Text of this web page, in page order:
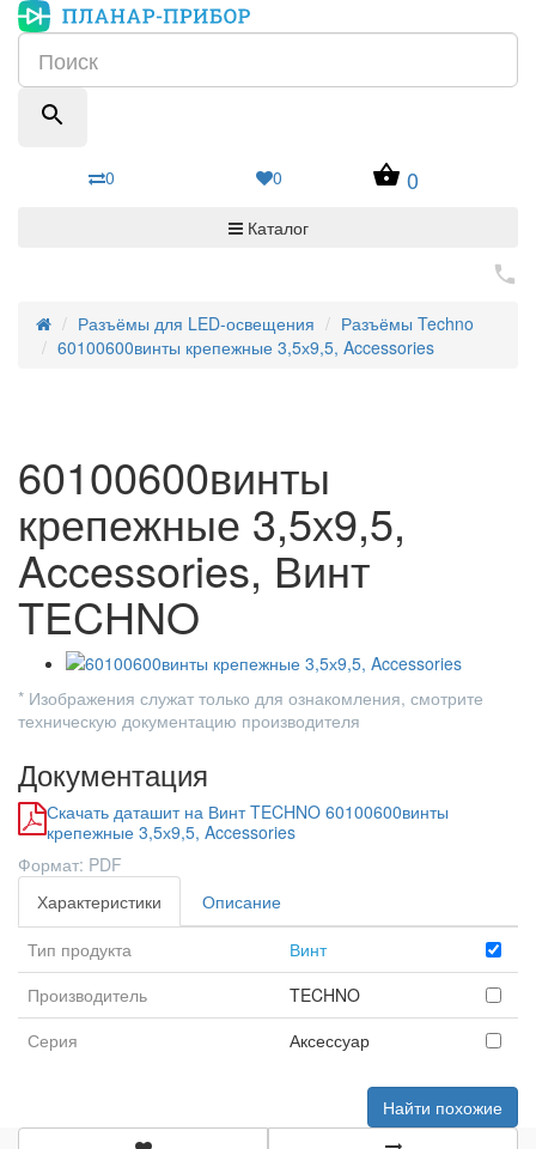
0 0 0
Каталог
Разъёмы для LED-освещения
Разъёмы Techno
60100600винты крепежные 3,5х9,5, Accessories
60100600винты
крепежные 3,5х9,5,
Accessories, Винт
TECHNO
* Изображения служат только для ознакомления, смотрите
техническую документацию производителя
Документация
Скачать даташит на Винт TECHNO 60100600винты
крепежные 3,5х9,5, Accessories
Формат: PDF
Характеристики
Описание
Тип продукта
Винт
Производитель
TECHNO
Серия
Аксессуар
Найти похожие